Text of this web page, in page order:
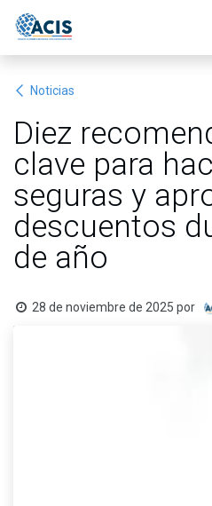
Noticias
Diez
clave para
seguras y
descuentos
de año
28 de noviembre de 2025 por